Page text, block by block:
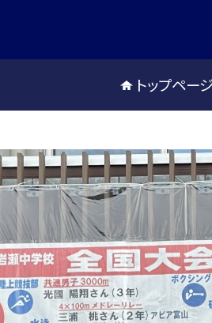
トップページ